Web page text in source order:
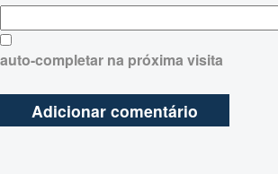
auto-completar na próxima visita